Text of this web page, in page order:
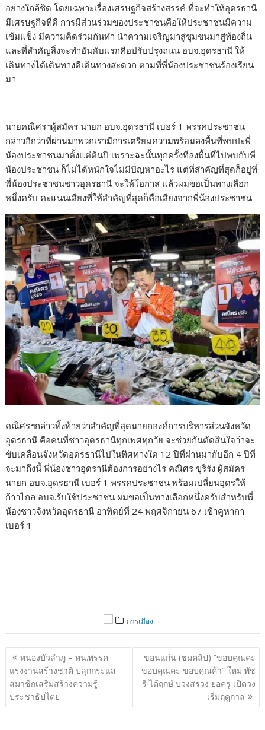
อย่างใกล้ชิด โดยเฉพาะเรื่องเศรษฐกิจสร้างสรรค์ ที่จะทำให้อุดรธานี
มีเศรษฐกิจที่ดี การมีส่วนร่วมของประชาชนคือให้ประชาชนมีความ
เข้มแข็ง มีความคิดร่วมกันทำ นำความเจริญมาสู่ชุมชนมาสู่ท้องถิ่น
และที่สำคัญสิ่งจะทำอันดับแรกคือปรับปรุงถนน อบจ.อุดรธานี ให้
เดินทางได้เดินทางดีเดินทางสะดวก ตามที่พี่น้องประชาชนร้องเรียน
มา
นายคณิศรฯผู้สมัคร นายก อบจ.อุดรธานี เบอร์ 1 พรรคประชาชน
กล่าวอีกว่าที่ผ่านมาพวกเรามีการเตรียมความพร้อมลงพื้นที่พบปะพี่
น้องประชาชนมาตั้งแต่ต้นปี เพราะฉะนั้นทุกครั้งที่ลงพื้นที่ไปพบกับพี่
น้องประชาชน ก็ไม่ได้หนักใจไม่มีปัญหาอะไร แต่ที่สำคัญที่สุดก็อยู่ที่
พี่น้องประชาชนชาวอุดรธานี จะให้โอกาส แล้วผมขอเป็นทางเลือก
หนึ่งครับ คะแนนเสียงที่ให้สำคัญที่สุดก็คือเสียงจากพี่น้องประชาชน
คณิศรฯกล่าวทิ้งท้ายว่าสำคัญที่สุดนายกองค์การบริหารส่วนจังหวัด
อุดรธานี คือคนที่ชาวอุดรธานีทุกเพศทุกวัย จะช่วยกันตัดสินใจว่าจะ
ขับเคลื่อนจังหวัดอุดรธานีไปในทิศทางใด 12 ปีที่ผ่านมากับอีก 4 ปีที่
จะมาถึงนี้ พี่น้องชาวอุดรานีต้องการอย่างไร คณิศร ขุริรัง ผู้สมัคร
นายก อบจ.อุดรธานี เบอร์ 1 พรรคประชาชน พร้อมเปลี่ยนอุดรให้
ก้าวไกล อบจ.รับใช้ประชาชน ผมขอเป็นทางเลือกหนึ่งครับสำหรับพี่
น้องชาวจังหวัดอุดรธานี อาทิตย์ที่ 24 พฤศจิกายน 67 เข้าคูหากา
เบอร์ 1
การเมือง
แนะแนว
เรื่อง
หนองบัวลำภู – หน.พรรค
แรงงานสร้างชาติ ปลุกกระแส
สมาชิกเสริมสร้างความรู้
ประชาธิปไตย
ขอนแก่น (ชมคลิป) “ขอบคุณคะ
ขอบคุณคะ ขอบคุณค้า” ใหม่ พัช
รี ได้ฤกษ์ บวงสรวง ยอครู เปิดวง
เริ่มฤดูกาล